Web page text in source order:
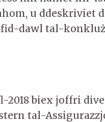
u ddeskriviet
fid-dawl tal-
biex joffri
tal-